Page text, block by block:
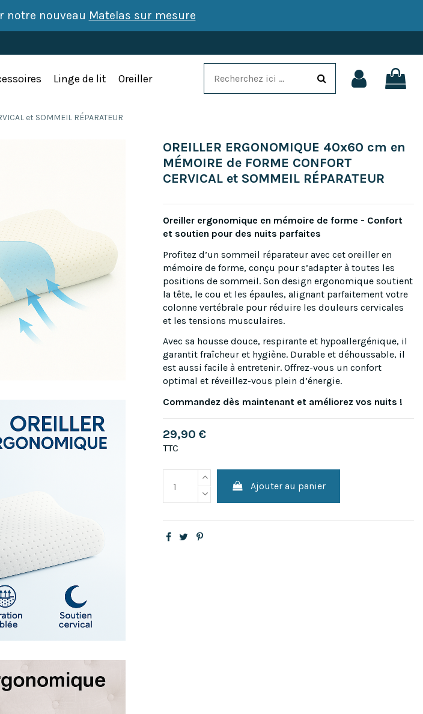
notre nouveau Matelas sur mesure
Linge de lit Oreiller
et SOMMEIL RÉPARATEUR
OREILLER ERGONOMIQUE 40x60 cm en
MÉMOIRE de FORME CONFORT
CERVICAL et SOMMEIL RÉPARATEUR
Oreiller ergonomique en mémoire de forme - Confort
et soutien pour des nuits parfaites
Profitez d’un sommeil réparateur avec cet oreiller en
mémoire de forme, conçu pour s’adapter à toutes les
positions de sommeil. Son design ergonomique soutient
la tête, le cou et les épaules, alignant parfaitement votre
colonne vertébrale pour réduire les douleurs cervicales
et les tensions musculaires.
Avec sa housse douce, respirante et hypoallergénique, il
garantit fraîcheur et hygiène. Durable et déhoussable, il
est aussi facile à entretenir. Offrez-vous un confort
optimal et réveillez-vous plein d’énergie.
Commandez dès maintenant et améliorez vos nuits !
29,90 €
TTC
Ajouter au panier